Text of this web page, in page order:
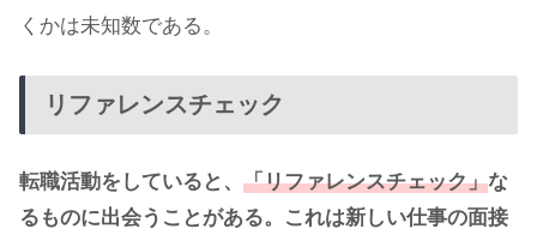
くかは未知数である。
リファレンスチェック
転職活動をしていると、 「リファレンスチェック」な
るものに出会うことがある。これは新しい仕事の面接